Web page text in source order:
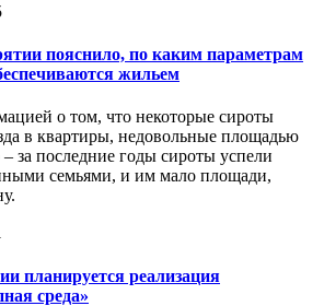
пояснило, по каким параметрам
жильем
о том, что некоторые сироты
в квартиры, недовольные площадью
за последние годы сироты успели
семьями, и им мало площади,
планируется реализация
среда»